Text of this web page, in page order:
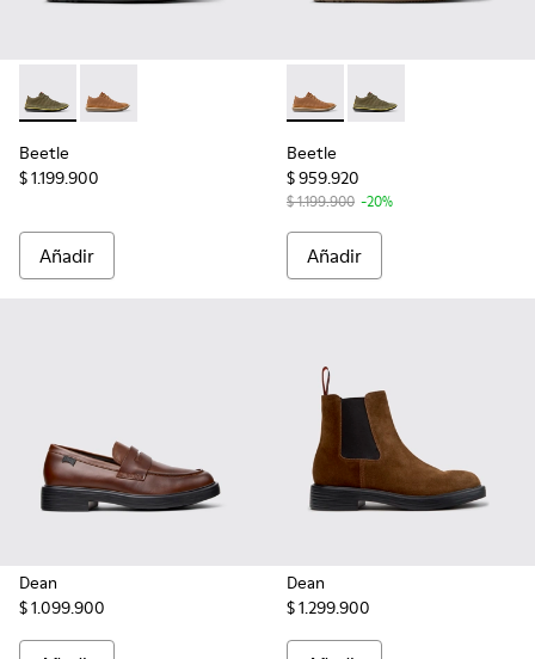
Beetle - 36791-079 - Botines de tejido y nobuk verdes para
Beetle - 36791-081 - Botines de tejido y nobuk
Beetle
$ 1.199.900
Añadir
Beetle - 36791-081 -
Beetle - 36791-079 -
Beetle
$ 959.920
$ 1.199.900 -20%
Añadir
Dean
$ 1.099.900
Dean
$ 1.299.900